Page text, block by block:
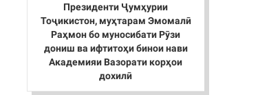
Президенти Ҷумҳурии
Тоҷикистон, муҳтарам Эмомалӣ
Раҳмон бо муносибати Рӯзи
дониш ва ифтитоҳи бинои нави
Академияи Вазорати корҳои
дохилӣ